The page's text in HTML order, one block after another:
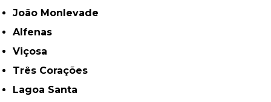
João Monlevade
Alfenas
Viçosa
Três Corações
Lagoa Santa